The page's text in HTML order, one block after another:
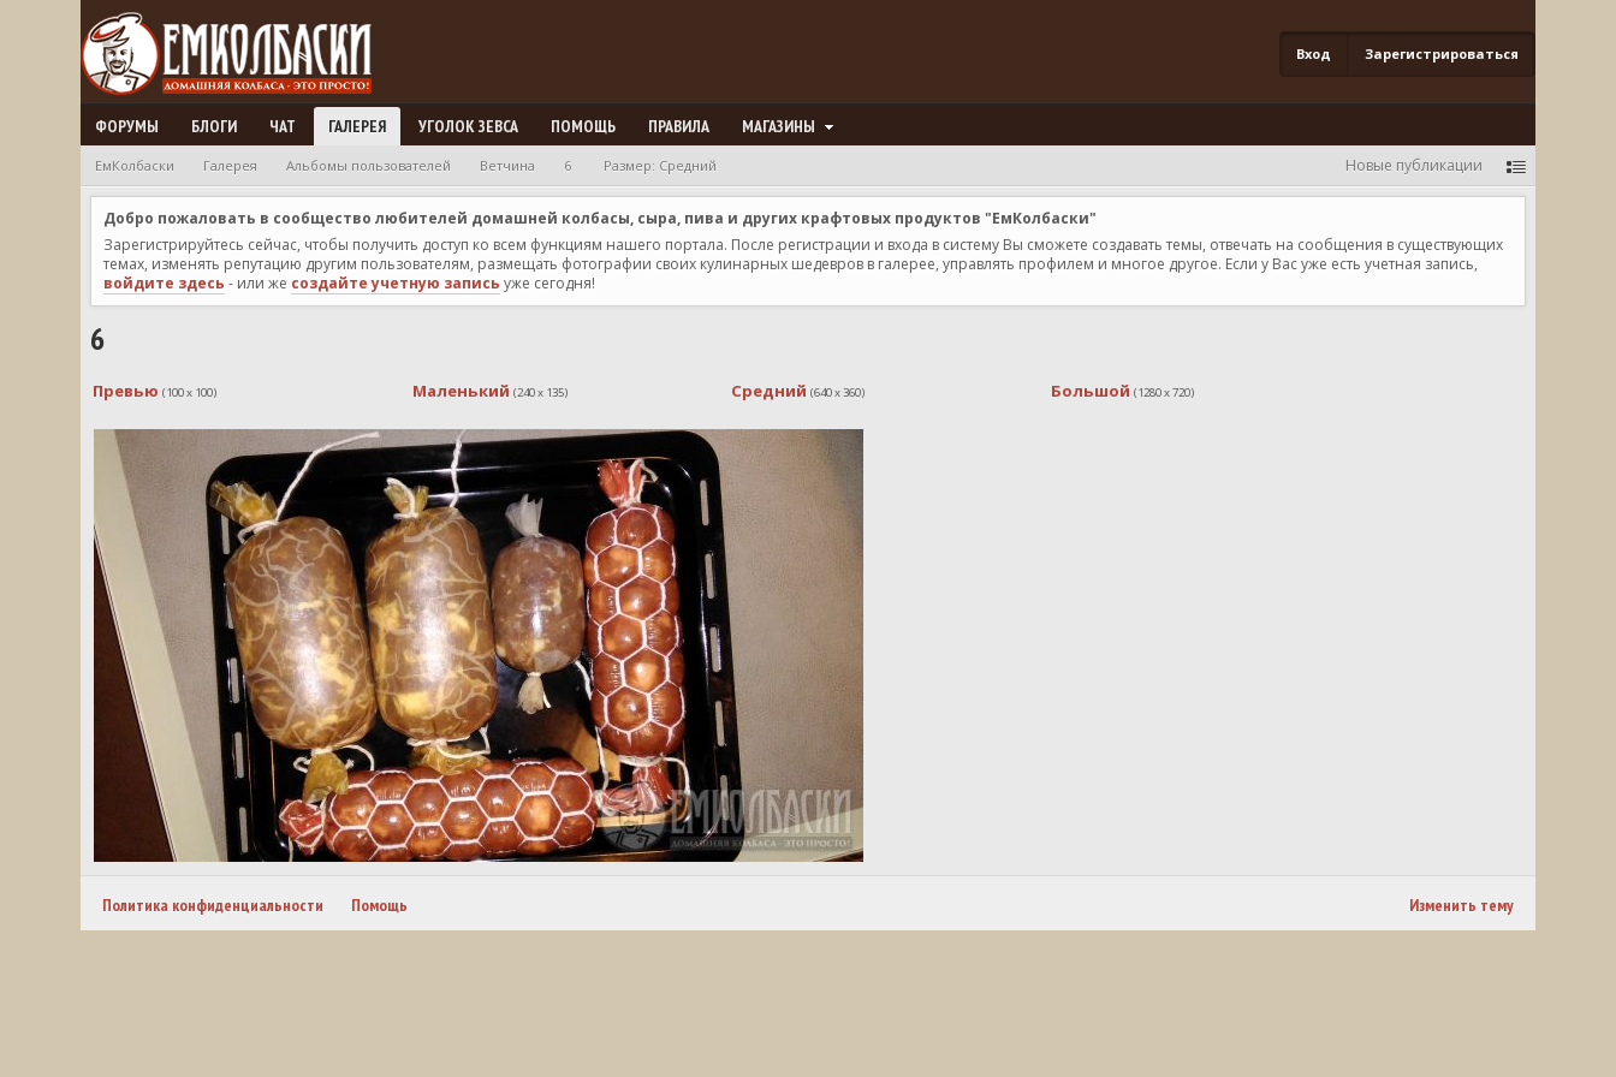
Вход Зарегистрироваться
ФОРУМЫ БЛОГИ ЧАТ ГАЛЕРЕЯ УГОЛОК ЗЕВСА ПОМОЩЬ ПРАВИЛА МАГАЗИНЫ
ЕмКолбаски Галерея Альбомы пользователей Ветчина 6 Размер: Средний Новые публикации
Добро пожаловать в сообщество любителей домашней колбасы, сыра, пива и других крафтовых продуктов "ЕмКолбаски"
Зарегистрируйтесь сейчас, чтобы получить доступ ко всем функциям нашего портала. После регистрации и входа в систему Вы сможете создавать темы, отвечать на сообщения в существующих
темах, изменять репутацию другим пользователям, размещать фотографии своих кулинарных шедевров в галерее, управлять профилем и многое другое. Если у Вас уже есть учетная запись,
войдите здесь - или же создайте учетную запись уже сегодня!
6
Превью (100 x 100) Маленький (240 x 135) Средний (640 x 360) Большой (1280 x 720)
Политика конфиденциальности Помощь Изменить тему